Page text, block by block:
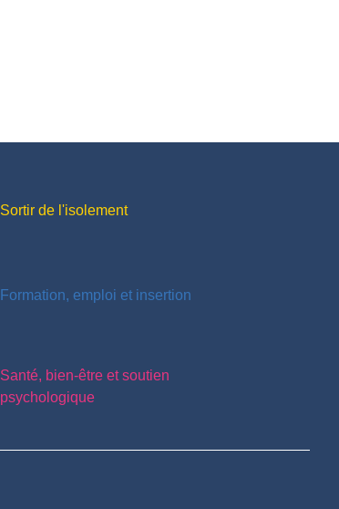
Sortir de l'isolement
Formation, emploi et insertion
Santé, bien-être et soutien
psychologique